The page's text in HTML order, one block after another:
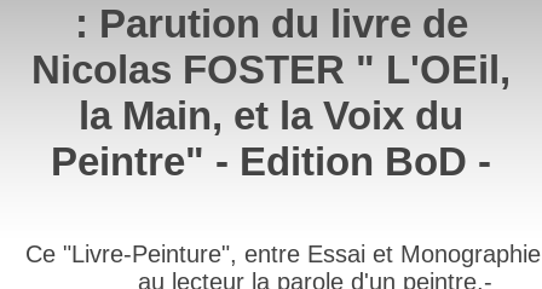
: Parution du livre de
Nicolas FOSTER " L'OEil,
la Main, et la Voix du
Peintre" - Edition BoD -
Ce "Livre-Peinture", entre Essai et
au lecteur la parole d'un peintre,-